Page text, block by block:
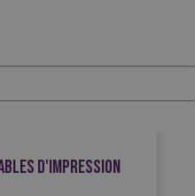
D'IMPRESSION